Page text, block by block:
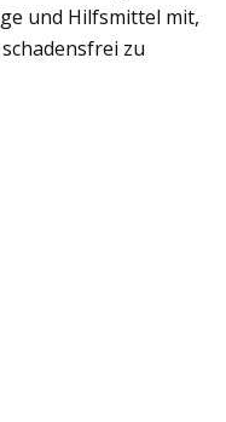
und Hilfsmittel mit,
zu